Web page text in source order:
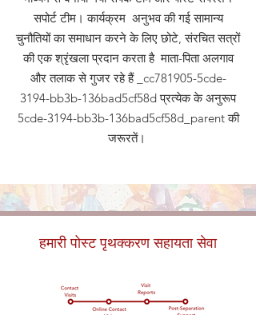
सपोर्ट टीम। कार्यक्रम अनुभव की गई सामान्य
चुनौतियों का समाधान करने के लिए छोटे, संरचित सत्रों
की एक श्रृंखला प्रदान करता है माता-पिता अलगाव
और तलाक से गुजर रहे हैं _cc781905-5cde-
3194-bb3b-136bad5cf58d प्रत्येक के अनुरूप
5cde-3194-bb3b-136bad5cf58d_parent की
जरूरतें।
हमारी पोस्ट पृथक्करण सहायता सेवा